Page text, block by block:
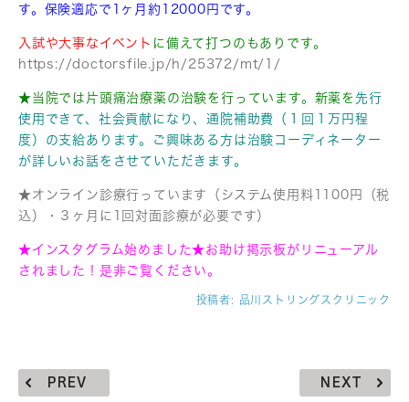
す。保険適応で1ヶ月約12000円です。
入試や大事なイベント に備えて打つのもありです。
https://doctorsfile.jp/h/25372/mt/1/
★当院では片頭痛治療薬の治験を行っています。 新薬を 先行
使用できて、社会貢献になり、通院補助費（１回１万円程
度）の支給あります。ご興味ある方は治験コーディネーター
が詳しいお話をさせていただきます。
★オンライン診療行っています（システム使用料1100円（税
込）・３ヶ月に1回対面診療が必要です）
★インスタグラム始めました★お助け掲示板がリニューアル
されました！是非ご覧ください。
投稿者: 品川ストリングスクリニック
PREV NEXT